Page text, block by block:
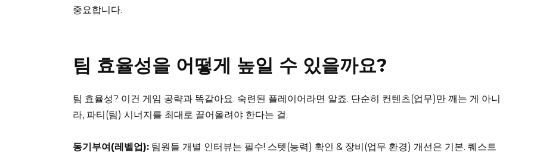
중요합니다.
팀 효율성을 어떻게 높일 수 있을까요?
팀 효율성? 이건 게임 공략과 똑같아요. 숙련된 플레이어라면 알죠. 단순히 컨텐츠(업무)만 깨는 게 아니
라, 파티(팀) 시너지를 최대로 끌어올려야 한다는 걸.
동기부여(레벨업): 팀원들 개별 인터뷰는 필수! 스텟(능력) 확인 & 장비(업무 환경) 개선은 기본. 퀘스트